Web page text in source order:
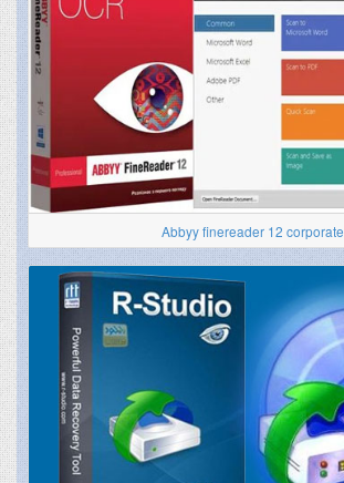
Abbyy finereader 12 corporate